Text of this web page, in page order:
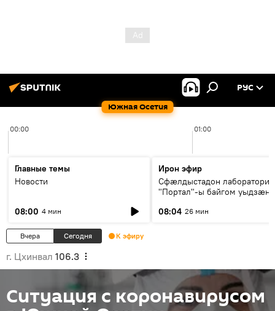
Южная Осетия
РУС
00:00 01:00
Главные темы
Новости
08:00 4 мин
Ирон эфир
Сфæлдыстадон лаборатори
"Портал"-ы байгом уыдзæн
Æхсары куыстыты равдыст
08:04 26 мин
Вчера Сегодня К эфиру
г. Цхинвал 106.3
Ситуация с коронавирусом